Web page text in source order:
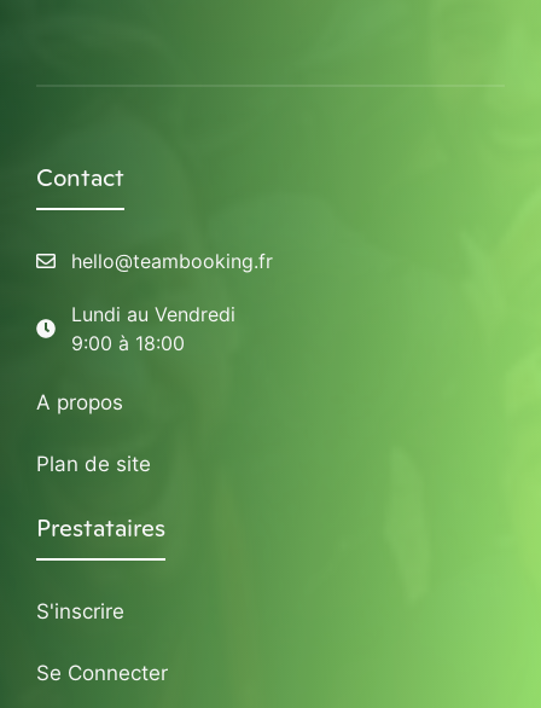
Contact
hello@teambooking.fr
Lundi au Vendredi
9:00 à 18:00
A propos
Plan de site
Prestataires
S'inscrire
Se Connecter